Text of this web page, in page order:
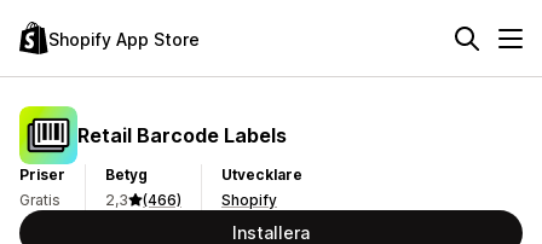
Shopify App Store
Retail Barcode Labels
Priser
Gratis
Betyg
2,3
(466)
Utvecklare
Shopify
Installera